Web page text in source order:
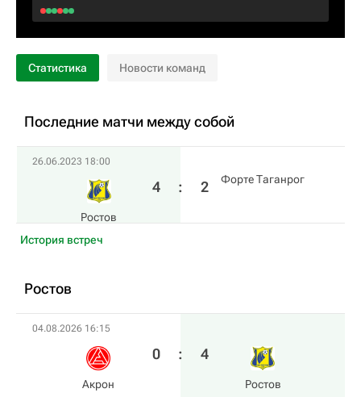
Статистика Новости команд
Последние матчи между собой
26.06.2023 18:00
Ростов
4 : 2 Форте Таганрог
История встреч
Ростов
04.08.2026 16:15
Акрон
0 : 4
Ростов